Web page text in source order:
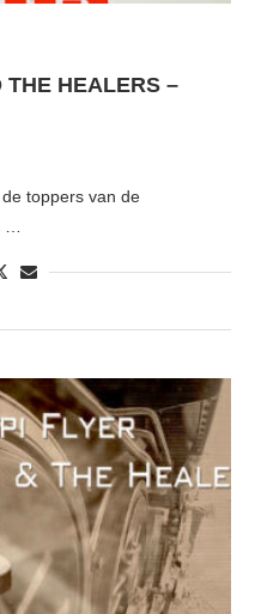
THE HEALERS –
toppers van de
…